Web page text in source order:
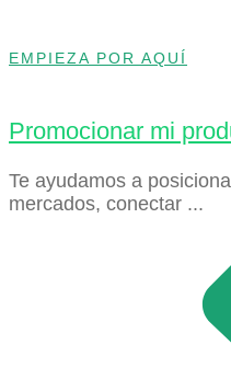
EMPIEZA POR AQUÍ
Promocionar mi
Te ayudamos a
mercados, conectar ...